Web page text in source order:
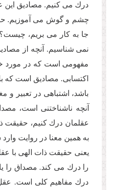
درك مى كنیم. مصادیق این
چشم و گوش مى آموزیم.
جا به كار مى بریم،
نمى شناسیم. آنچه از
مفهومى است كه در مورد
اكتسابى. مصادیق است كه
باشد، اشتباهى در تعبیر و
آنچه ناشناختنى است،
عقلمان درك كنیم، حقیقت
به همین معنا در روایت
یعنى حقیقت ذات الهى با
را درك مى كند. مصداق را
درك مفاهیم كلى است.